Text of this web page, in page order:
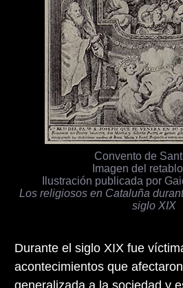
Durante el siglo XIX fue
acontecimientos que
generalizada a la sociedad y
Convento de
Imagen del
Ilustración publicada por
Los religiosos en Cataluña
siglo XIX